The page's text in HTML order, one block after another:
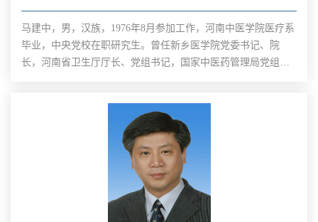
马建中，男，汉族，1976年8月参加工作，河南中医学院医疗系
毕业，中央党校在职研究生。曾任新乡医学院党委书记、院
长，河南省卫生厅厅长、党组书记，国家中医药管理局党组成